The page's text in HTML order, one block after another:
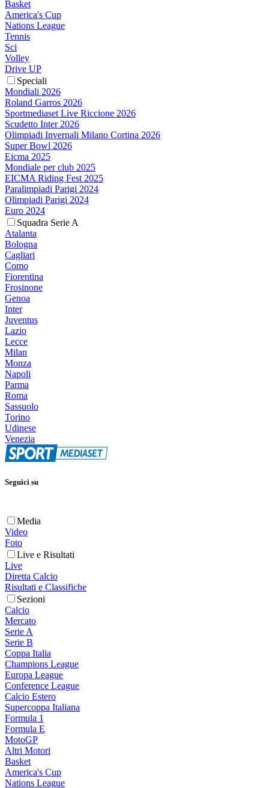
Basket
America's Cup
Nations League
Tennis
Sci
Volley
Drive UP
Speciali
Mondiali 2026
Roland Garros 2026
Sportmediaset Live Riccione 2026
Scudetto Inter 2026
Olimpiadi Invernali Milano Cortina 2026
Super Bowl 2026
Eicma 2025
Mondiale per club 2025
EICMA Riding Fest 2025
Paralimpiadi Parigi 2024
Olimpiadi Parigi 2024
Euro 2024
Squadra Serie A
Atalanta
Bologna
Cagliari
Como
Fiorentina
Frosinone
Genoa
Inter
Juventus
Lazio
Lecce
Milan
Monza
Napoli
Parma
Roma
Sassuolo
Torino
Udinese
Venezia
Seguici su
Media
Video
Foto
Live e Risultati
Live
Diretta Calcio
Risultati e Classifiche
Sezioni
Calcio
Mercato
Serie A
Serie B
Coppa Italia
Champions League
Europa League
Conference League
Calcio Estero
Supercoppa Italiana
Formula 1
Formula E
MotoGP
Altri Motori
Basket
America's Cup
Nations League